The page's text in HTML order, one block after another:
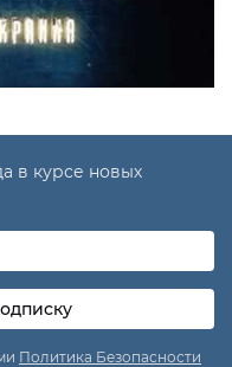
в курсе новых
Политика Безопасности